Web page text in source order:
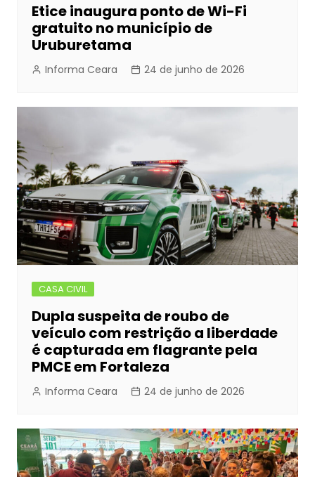
Etice inaugura ponto de Wi-Fi
gratuito no município de
Uruburetama
Informa Ceara 24 de junho de 2026
CASA CIVIL
Dupla suspeita de roubo de
veículo com restrição a liberdade
é capturada em flagrante pela
PMCE em Fortaleza
Informa Ceara 24 de junho de 2026